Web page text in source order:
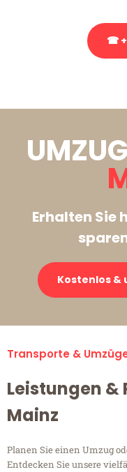
☎
Erhalten Sie
Kostenlos
Transporte &
Leistungen &
Mainz
Planen Sie einen Umzug
Entdecken Sie unsere